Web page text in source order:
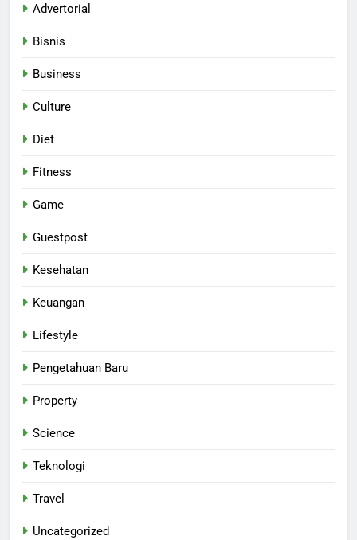
Advertorial
Bisnis
Business
Culture
Diet
Fitness
Game
Guestpost
Kesehatan
Keuangan
Lifestyle
Pengetahuan Baru
Property
Science
Teknologi
Travel
Uncategorized